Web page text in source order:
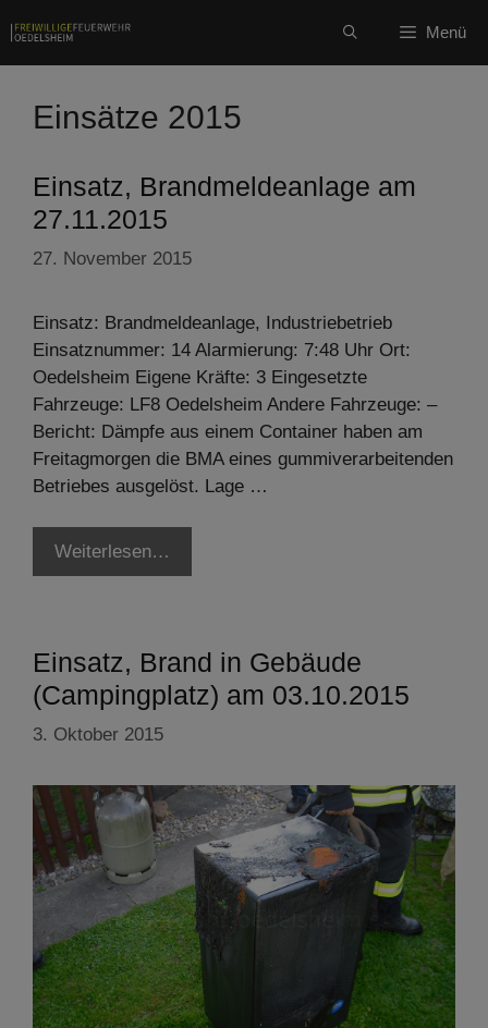
Inhalt
springen
Menü
Einsätze 2015
Einsatz, Brandmeldeanlage am
27.11.2015
27. November 2015
Einsatz: Brandmeldeanlage, Industriebetrieb
Einsatznummer: 14 Alarmierung: 7:48 Uhr Ort:
Oedelsheim Eigene Kräfte: 3 Eingesetzte
Fahrzeuge: LF8 Oedelsheim Andere Fahrzeuge: –
Bericht: Dämpfe aus einem Container haben am
Freitagmorgen die BMA eines gummiverarbeitenden
Betriebes ausgelöst. Lage …
Weiterlesen…
Einsatz, Brand in Gebäude
(Campingplatz) am 03.10.2015
3. Oktober 2015